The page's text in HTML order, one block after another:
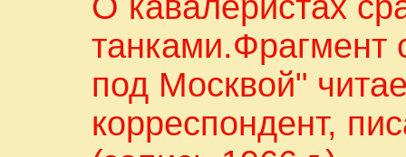
танками.Фрагмент
под Москвой"
корреспондент,